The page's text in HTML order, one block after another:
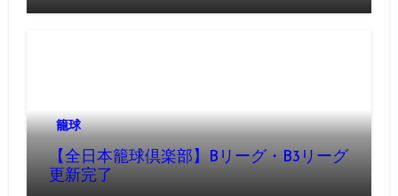
籠球
【全日本籠球倶楽部】Bリーグ・B3リーグ
更新完了